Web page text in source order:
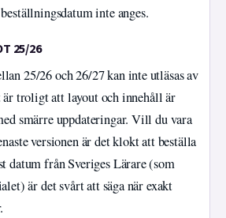
inte anges.
25/26
25/26 och 26/27 kan inte utläsas av
troligt att layout och innehåll är
smärre uppdateringar. Vill du vara
versionen är det klokt att beställa
datum från Sveriges Lärare (som
är det svårt att säga när exakt